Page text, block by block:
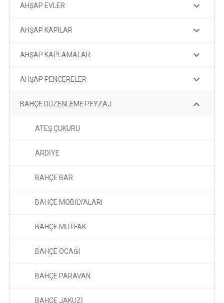
AHŞAP EVLER
AHŞAP KAPILAR
AHŞAP KAPLAMALAR
AHŞAP PENCERELER
BAHÇE DÜZENLEME PEYZAJ
ATEŞ ÇUKURU
ARDİYE
BAHÇE BAR
BAHÇE MOBİLYALARI
BAHÇE MUTFAK
BAHÇE OCAĞI
BAHÇE PARAVAN
BAHÇE JAKUZİ